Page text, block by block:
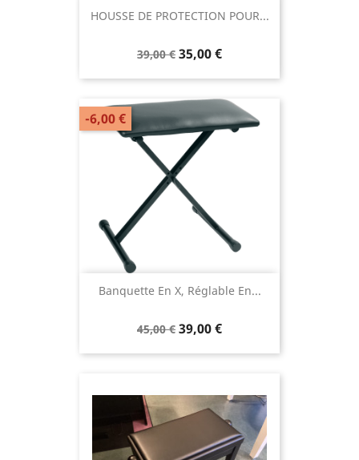
HOUSSE DE PROTECTION POUR...
39,00 € 35,00 €
Banquette En X, Réglable En...
45,00 € 39,00 €
-6,00 €